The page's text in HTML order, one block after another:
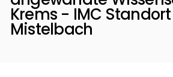
Krems - IMC Standort
Mistelbach